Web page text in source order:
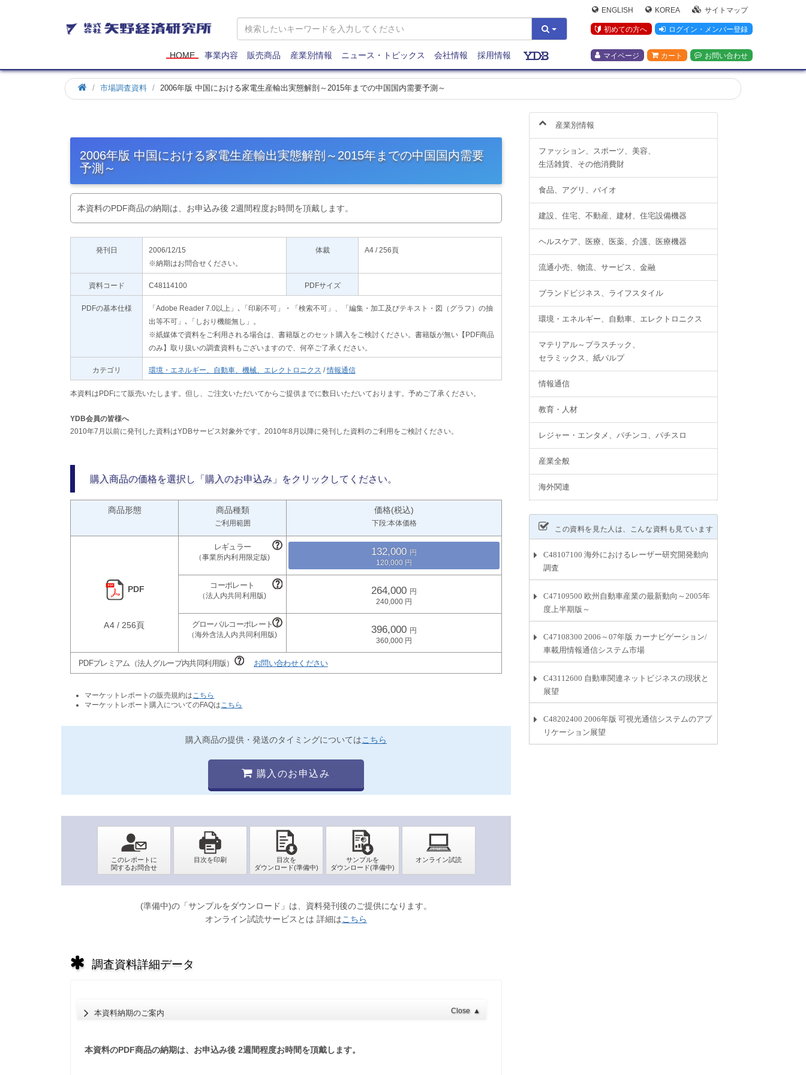
矢
野
研
究
所
ENGLISH KOREA サイトマップ
初めての方へ ログイン・メンバー登録
マイページ カート お問い合わせ
HOME 事業内容 販売商品 産業別情報 ニュース・トピックス 会社情報 採用情報
市場調査資料 2006年版 中国における家電生産輸出実態解剖～2015年までの中国国内需要予測～
2006年版 中国における家電生産輸出実態解剖～2015年までの中国国内需要
予測～
本資料のPDF商品の納期は、お申込み後 2週間程度お時間を頂戴します。
発刊日
2006/12/15
※納期はお問合せください。
体裁 A4 / 256頁
資料コード C48114100 PDFサイズ
PDFの基本仕様
「Adobe Reader 7.0以上」､「印刷不可」・「検索不可」、「編集・加工及びテキスト・図（グラフ）の抽
出等不可」､「しおり機能無し」。
※紙媒体で資料をご利用される場合は、書籍版とのセット購入をご検討ください。書籍版が無い【PDF商品
のみ】取り扱いの調査資料もございますので、何卒ご了承ください。
カテゴリ 環境・エネルギー、自動車、機械、エレクトロニクス /情報通信
本資料はPDFにて販売いたします。但し、ご注文いただいてからご提供までに数日いただいております。予めご了承ください。
YDB会員の皆様へ
2010年7月以前に発刊した資料はYDBサービス対象外です。2010年8月以降に発刊した資料のご利用をご検討ください。
購入商品の価格を選択し「購入のお申込み」をクリックしてください。
商品形態 商品種類
ご利用範囲
価格(税込)
下段:本体価格
132,000
120,000
PDF 264,000
240,000
A4 / 256頁 396,000
360,000
PDFプレミアム（法人グループ内共同利用版） お問い合わせください
マーケットレポートの販売規約は こちら
マーケットレポート購入についてのFAQは こちら
購入商品の提供・発送のタイミングについてはこちら
購入のお申込み
(準備中)の「サンプルをダウンロード」は、資料発刊後のご提供になります。
オンライン試読サービスとは 詳細はこちら
調査資料詳細データ
本資料納期のご案内 Close ▲
本資料のPDF商品の納期は、お申込み後 2週間程度お時間を頂戴します。
産業別情報
ファッション、スポーツ、美容、
生活雑貨、その他消費財
食品、アグリ、バイオ
建設、住宅、不動産、建材、住宅設備機器
ヘルスケア、医療、医薬、介護、医療機器
流通小売、物流、サービス、金融
ブランドビジネス、ライフスタイル
環境・エネルギー、自動車、エレクトロニクス
マテリアル～プラスチック、
セラミックス、紙パルプ
情報通信
教育・人材
レジャー・エンタメ、パチンコ、パチスロ
産業全般
海外関連
この資料を見た人は、こんな資料も見ています
C48107100 海外におけるレーザー研究開発動向
調査
C47109500 欧州自動車産業の最新動向～2005年
度上半期版～
C47108300 2006～07年版 カーナビゲーション/
車載用情報通信システム市場
C43112600 自動車関連ネットビジネスの現状と
展望
C48202400 2006年版 可視光通信システムのアプ
リケーション展望